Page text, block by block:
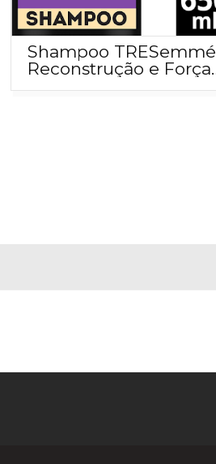
Shampoo TRESemmé
Reconstrução e Força
650 ML